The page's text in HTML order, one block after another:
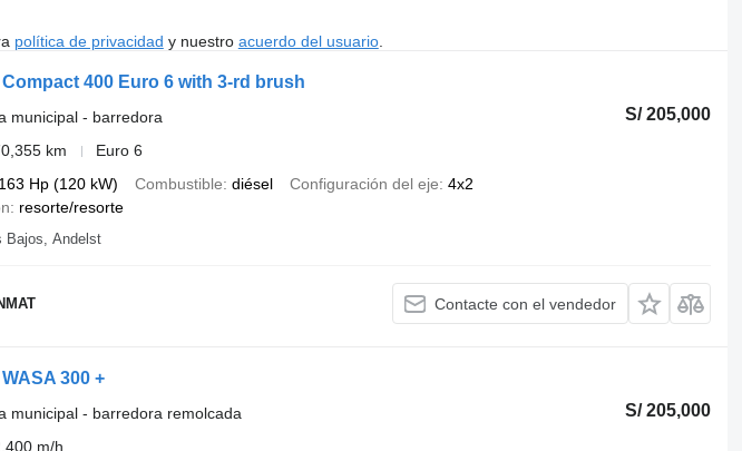
política de privacidad y nuestro acuerdo del usuario.
400 Euro 6 with 3-rd brush
S/ 205,000
municipal - barredora
km
Euro 6
163 Hp (120 kW) Combustible diésel Configuración del eje 4x2
resorte/resorte
Bajos, Andelst
Contacte con el vendedor
300 +
S/ 205,000
municipal - barredora remolcada
m/h